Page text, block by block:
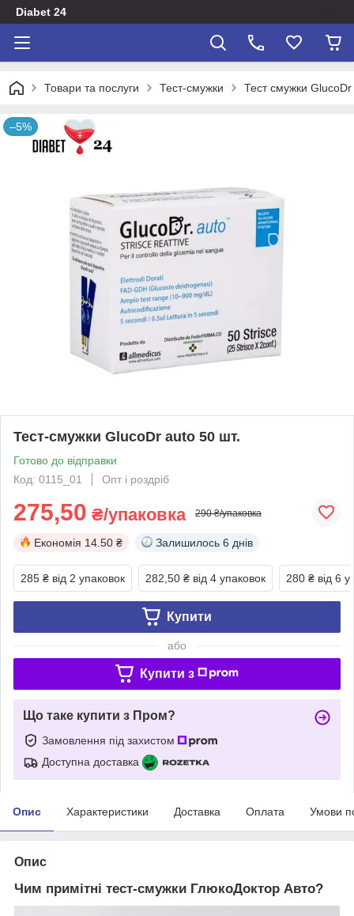
Diabet 24
Товари та послуги Тест-смужки Тест смужки GlucoDr
–5%
Тест-смужки GlucoDr auto 50 шт.
Готово до відправки
Код: 0115_01
Опт і роздріб
275,50 ₴/упаковка 290 ₴/упаковка
Економія 14.50 ₴ Залишилось 6 днів
285 ₴ від 2 упаковок 282,50 ₴ від 4 упаковок 280 ₴ від 6
Купити
або
Купити з
Що таке купити з Пром?
Замовлення під захистом
Доступна доставка
Опис Характеристики Доставка Оплата Умови
Опис
Чим примітні тест-смужки ГлюкоДоктор Авто?